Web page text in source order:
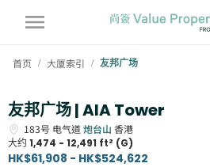
首页 / 大厦索引 / 友邦广场
友邦广场 | AIA Tower
183号 电气道炮台山 香港
大约 1,474 - 12,491 ft² (G)
HK$61,908 - HK$524,622